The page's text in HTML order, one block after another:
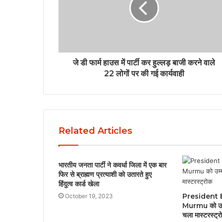
जे डी फार्म हाउस में पार्टी कर हुल्लड़ बाजी करने वाले
22 लोगों पर की गई कार्यवाही
Related Articles
भारतीय जनता पार्टी ने कवर्धा जिला में एक बार
फिर से ब्राह्मण प्रत्याशी को उतारते हुए
हिंदुत्व कार्ड खेला
October 19, 2023
President
Murmu को
चला